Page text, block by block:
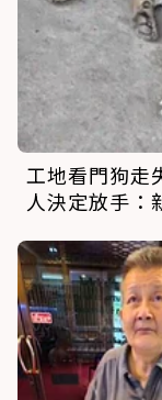
工地看門狗走
人決定放手：